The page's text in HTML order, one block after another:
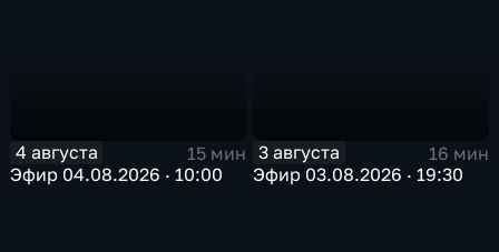
4 августа
15 мин
Эфир 04.08.2026 · 10:00
3 августа
16 мин
Эфир 03.08.2026 · 19:30